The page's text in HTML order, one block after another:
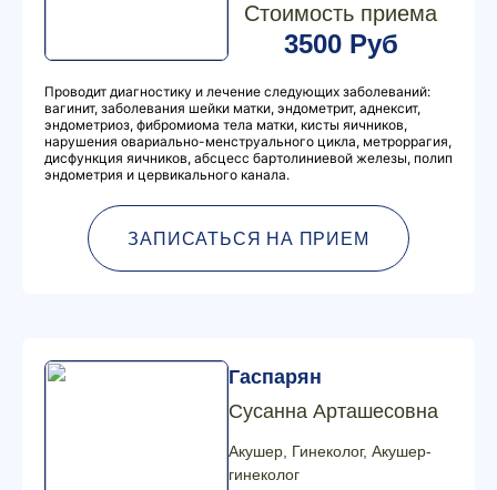
Стоимость приема
3500 Руб
Проводит диагностику и лечение следующих заболеваний:
вагинит, заболевания шейки матки, эндометрит, аднексит,
эндометриоз, фибромиома тела матки, кисты яичников,
нарушения овариально-менструального цикла, метроррагия,
дисфункция яичников, абсцесс бартолиниевой железы, полип
эндометрия и цервикального канала.
ЗАПИСАТЬСЯ НА ПРИЕМ
Гаспарян
Сусанна Арташесовна
Акушер, Гинеколог, Акушер-
гинеколог